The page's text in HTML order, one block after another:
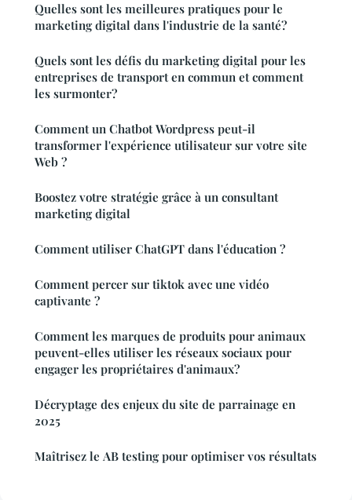
Quelles sont les meilleures pratiques pour le
marketing digital dans l'industrie de la santé?
Quels sont les défis du marketing digital pour les
entreprises de transport en commun et comment
les surmonter?
Comment un Chatbot Wordpress peut-il
transformer l'expérience utilisateur sur votre site
Web ?
Boostez votre stratégie grâce à un consultant
marketing digital
Comment utiliser ChatGPT dans l'éducation ?
Comment percer sur tiktok avec une vidéo
captivante ?
Comment les marques de produits pour animaux
peuvent-elles utiliser les réseaux sociaux pour
engager les propriétaires d'animaux?
Décryptage des enjeux du site de parrainage en
2025
Maîtrisez le AB testing pour optimiser vos résultats